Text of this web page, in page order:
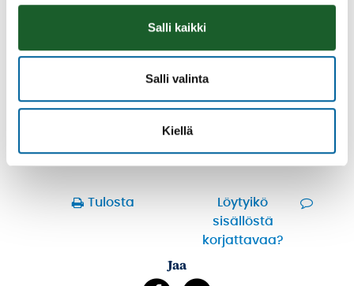
Salli kaikki
Salli valinta
Kiellä
epätarkkuuksia.
sivun alkuperäisestä suomenkielisestä versiosta.
mahdollisista virheistä.
Tulosta
Löytyikö
sisällöstä
korjattavaa?
Jaa